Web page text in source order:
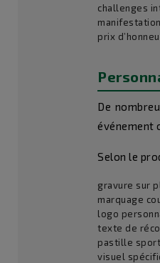
challenges
prix
De
événement
Selon le
gravure sur
marquage
logo
texte de
pastille
visuel